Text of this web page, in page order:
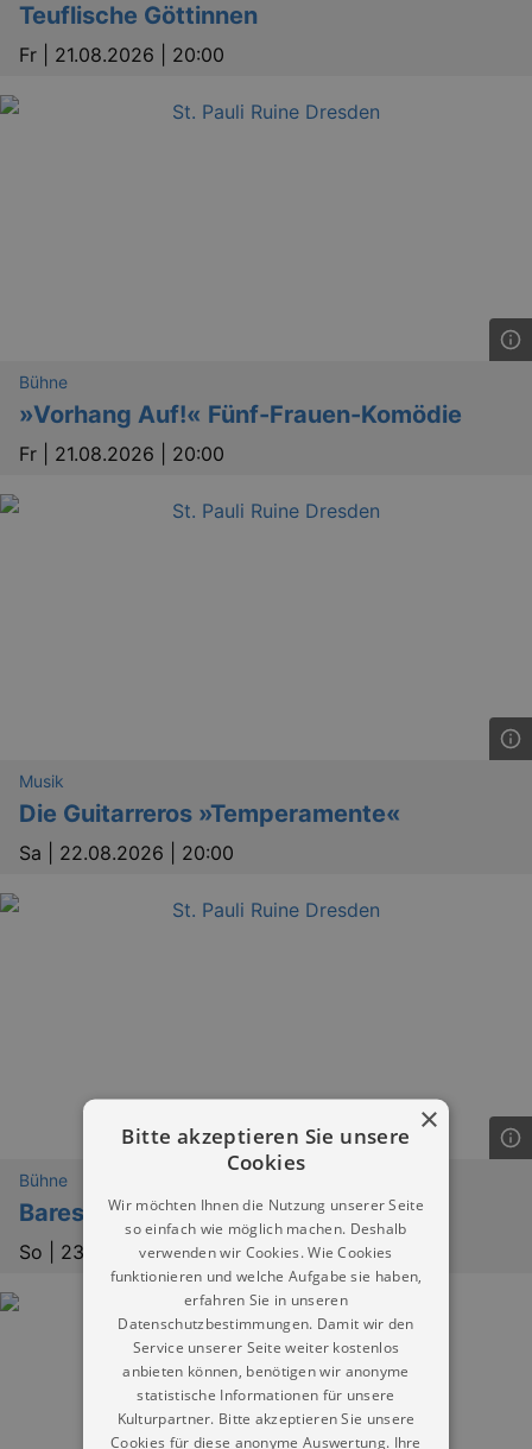
Teuflische Göttinnen
Fr | 21.08.2026 | 20:00
Bühne
»Vorhang Auf!« Fünf-Frauen-Komödie
Fr | 21.08.2026 | 20:00
Musik
Die Guitarreros »Temperamente«
Sa | 22.08.2026 | 20:00
Bühne
Bares, Rares – und weg war es!
So | 23.08.2026 | 19:30
×
Bitte akzeptieren Sie unsere
Cookies
Wir möchten Ihnen die Nutzung unserer Seite
so einfach wie möglich machen. Deshalb
verwenden wir Cookies. Wie Cookies
funktionieren und welche Aufgabe sie haben,
erfahren Sie in unseren
Datenschutzbestimmungen. Damit wir den
Service unserer Seite weiter kostenlos
anbieten können, benötigen wir anonyme
statistische Informationen für unsere
Kulturpartner. Bitte akzeptieren Sie unsere
Cookies für diese anonyme Auswertung. Ihre